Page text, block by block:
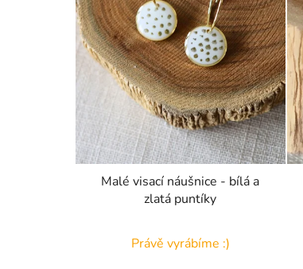
Malé visací náušnice - bílá a
zlatá puntíky
Právě vyrábíme :)